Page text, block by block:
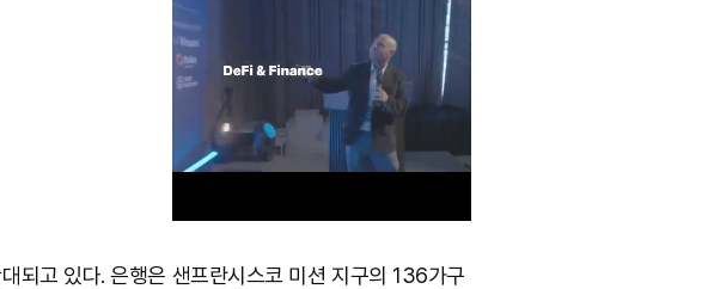
되고 있다. 은행은 샌프란시스코 미션 지구의 136가구